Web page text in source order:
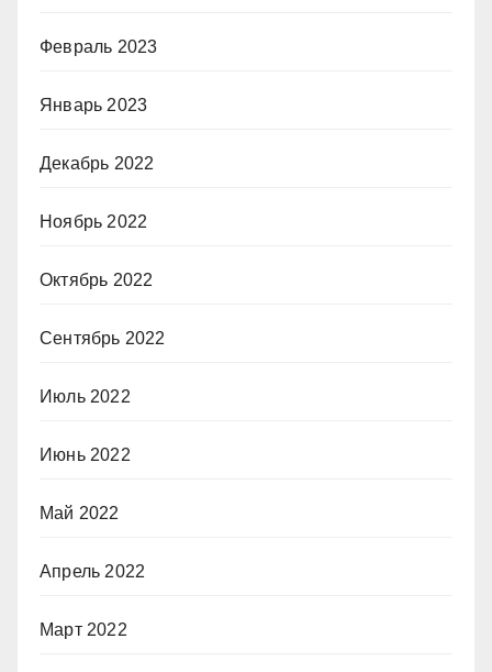
Февраль 2023
Январь 2023
Декабрь 2022
Ноябрь 2022
Октябрь 2022
Сентябрь 2022
Июль 2022
Июнь 2022
Май 2022
Апрель 2022
Март 2022